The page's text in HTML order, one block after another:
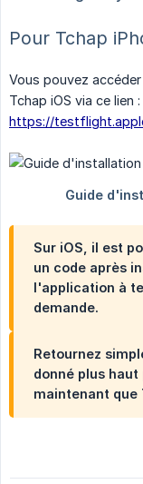
Pour Tchap
Vous pouvez
Tchap iOS via ce lien :
https://
Sur iOS, il est
un code après
l'application à
demande.
Retournez
donné plus
maintenant que